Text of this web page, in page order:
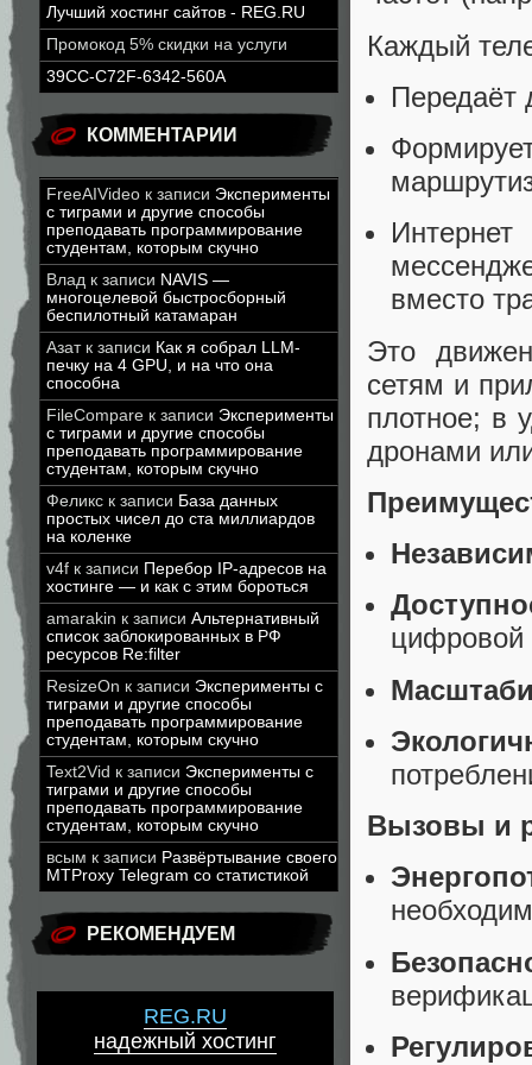
Лучший хостинг сайтов - REG.RU
Промокод 5% скидки на услуги
39CC-C72F-6342-560A
КОММЕНТАРИИ
FreeAIVideo к записи Эксперименты
с тиграми и другие способы
преподавать программирование
студентам, которым скучно
Влад к записи NAVIS —
многоцелевой быстросборный
беспилотный катамаран
Азатк записи Как я собрал LLM-
печку на 4 GPU, и на что она
способна
FileCompare к записи Эксперименты
с тиграми и другие способы
преподавать программирование
студентам, которым скучно
Феликс к записи База данных
простых чисел до ста миллиардов
на коленке
v4f к записи Перебор IP-адресов на
хостинге — и как с этим бороться
amarakin к записи Альтернативный
список заблокированных в РФ
ресурсов Re:filter
ResizeOn к записи Эксперименты с
тиграми и другие способы
преподавать программирование
студентам, которым скучно
Text2Vid к записи Эксперименты с
тиграми и другие способы
преподавать программирование
студентам, которым скучно
всым к записи Развёртывание своего
MTProxy Telegram со статистикой
РЕКОМЕНДУЕМ
REG.RU
надежный хостинг
Каждый
Передаёт
вместо
Это
сетям и
плотное; в
дронами
цифровой
Вызовы и